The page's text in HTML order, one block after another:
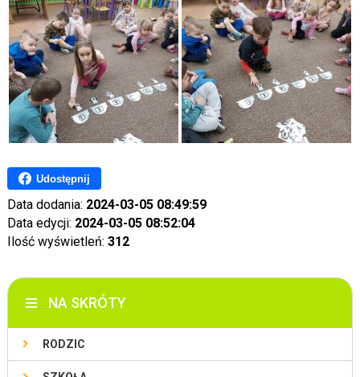
Udostępnij
Data dodania: 2024-03-05 08:49:59
Data edycji: 2024-03-05 08:52:04
Ilość wyświetleń: 312
NA SKRÓTY
RODZIC